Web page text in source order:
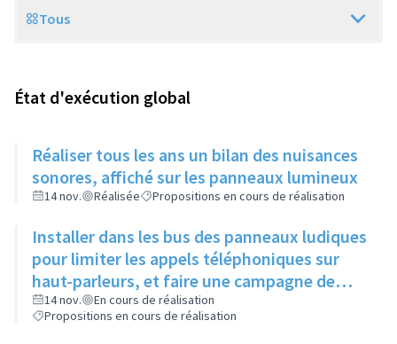
Scope
Tous
État d'exécution global
Réaliser tous les ans un bilan des nuisances
sonores, affiché sur les panneaux lumineux
14 nov. Réalisée Propositions en cours de réalisation
Installer dans les bus des panneaux ludiques
pour limiter les appels téléphoniques sur
haut-parleurs, et faire une campagne de
sensibilisation sur la dangerosité des bruits
forts
14 nov.
En cours de réalisation
Propositions en cours de réalisation